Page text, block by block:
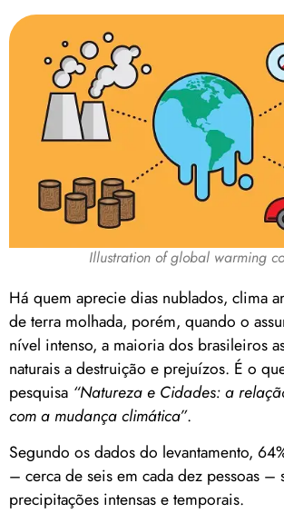
Illustration of global warming
Há quem aprecie dias nublados, clima
de terra molhada, porém, quando o
nível intenso, a maioria dos brasileiros
naturais a destruição e prejuízos. É o
pesquisa “Natureza e Cidades: a
com a mudança climática”.
Segundo os dados do levantamento,
– cerca de seis em cada dez pessoas –
precipitações intensas e temporais.